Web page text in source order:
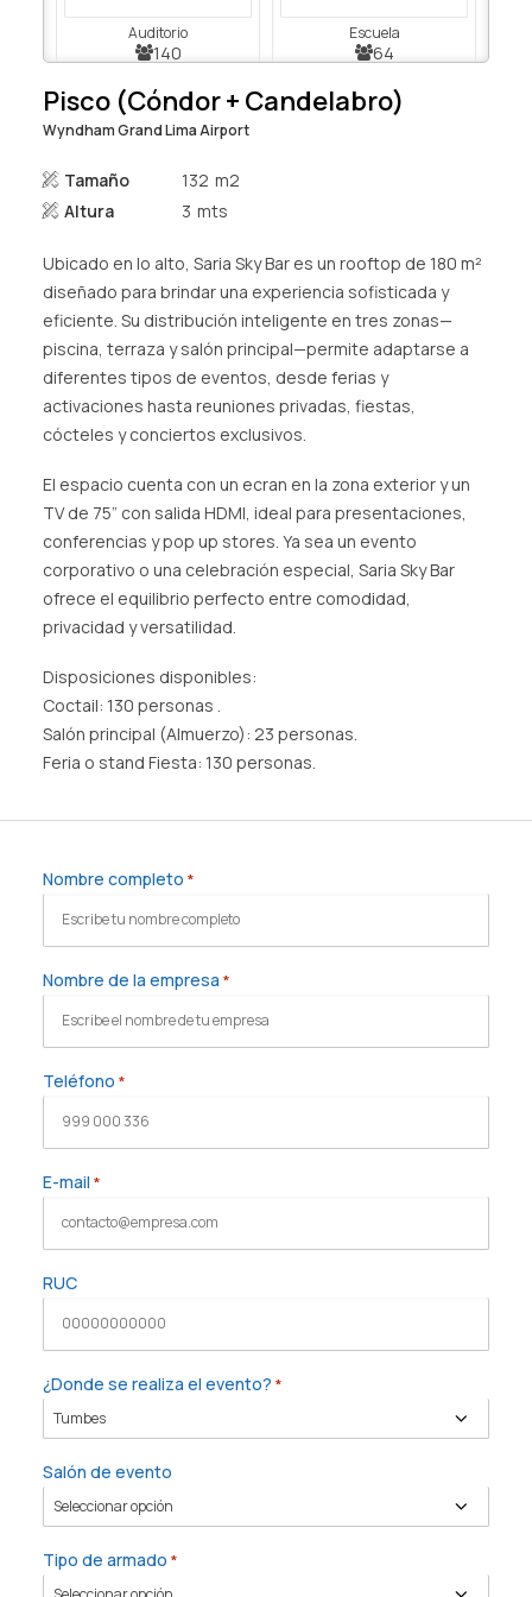
AGENCIAS/EMPRESAS
Auditorio
140
Escuela
64
Coctel
140
Pisco (Cóndor + Candelabro)
Wyndham Grand Lima Airport
Tamaño
132
Altura
3
Ubicado en lo alto, Saria Sky Bar es un rooftop de 180 m²
diseñado para brindar una experiencia sofisticada y
eficiente. Su distribución inteligente en tres zonas—
piscina, terraza y salón principal—permite adaptarse a
diferentes tipos de eventos, desde ferias y
activaciones hasta reuniones privadas, fiestas,
cócteles y conciertos exclusivos.
El espacio cuenta con un ecran en la zona exterior y un
TV de 75” con salida HDMI, ideal para presentaciones,
conferencias y pop up stores. Ya sea un evento
corporativo o una celebración especial, Saria Sky Bar
ofrece el equilibrio perfecto entre comodidad,
privacidad y versatilidad.
Disposiciones disponibles:
Coctail: 130 personas .
Salón principal (Almuerzo): 23 personas.
Feria o stand Fiesta: 130 personas.
Nombre completo *
Nombre de la empresa *
Teléfono *
E-mail *
RUC
¿Donde se realiza el evento? *
Salón de evento
Tipo de armado *